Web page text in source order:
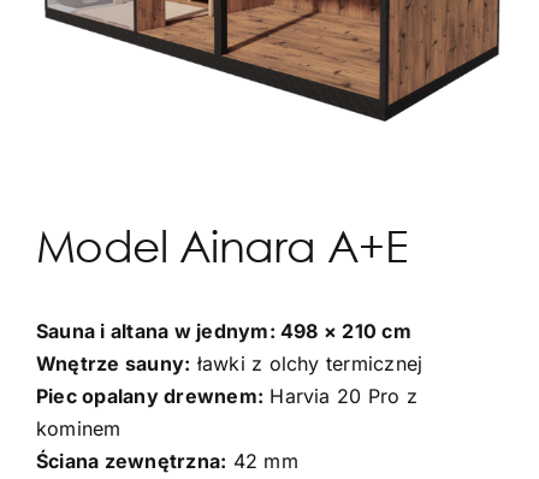
Model Ainara A+E
Sauna i altana w jednym: 498 × 210 cm
Wnętrze sauny: ławki z olchy termicznej
Piec opalany drewnem: Harvia 20 Pro z
kominem
Ściana zewnętrzna: 42 mm